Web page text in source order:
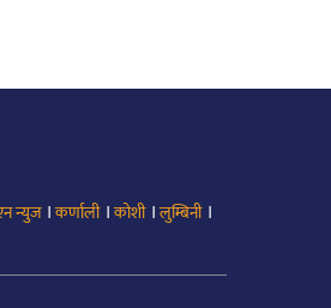
न्युज।कर्णाली।कोशी।लुम्बिनी।